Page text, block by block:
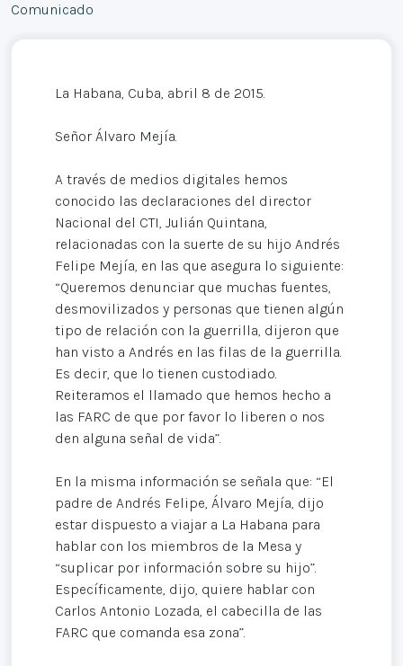
Comunicado
La Habana, Cuba, abril 8 de 2015.
Señor Álvaro Mejía.
A través de medios digitales hemos
conocido las declaraciones del director
Nacional del CTI, Julián Quintana,
relacionadas con la suerte de su hijo Andrés
Felipe Mejía, en las que asegura lo siguiente:
“Queremos denunciar que muchas fuentes,
desmovilizados y personas que tienen algún
tipo de relación con la guerrilla, dijeron que
han visto a Andrés en las filas de la guerrilla.
Es decir, que lo tienen custodiado.
Reiteramos el llamado que hemos hecho a
las FARC de que por favor lo liberen o nos
den alguna señal de vida”.
En la misma información se señala que: “El
padre de Andrés Felipe, Álvaro Mejía, dijo
estar dispuesto a viajar a La Habana para
hablar con los miembros de la Mesa y
“suplicar por información sobre su hijo”.
Específicamente, dijo, quiere hablar con
Carlos Antonio Lozada, el cabecilla de las
FARC que comanda esa zona”.